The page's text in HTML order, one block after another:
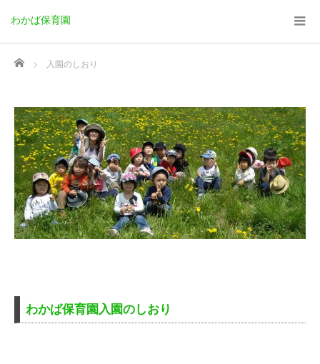
わかば保育園
Home 入園のしおり
わかば保育園入園のしおり